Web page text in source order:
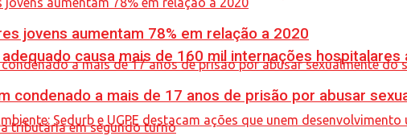
causa mais de 160 mil internações hospitalares
jovens aumentam 78% em relação a 2020
condenado a mais de 17 anos de prisão por abusar